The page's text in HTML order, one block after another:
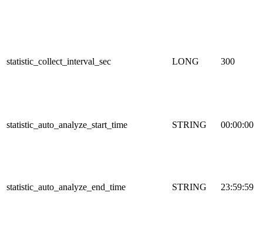
statistic_collect_interval_sec LONG 300
statistic_auto_analyze_start_time STRING 00:00:00
statistic_auto_analyze_end_time STRING 23:59:59